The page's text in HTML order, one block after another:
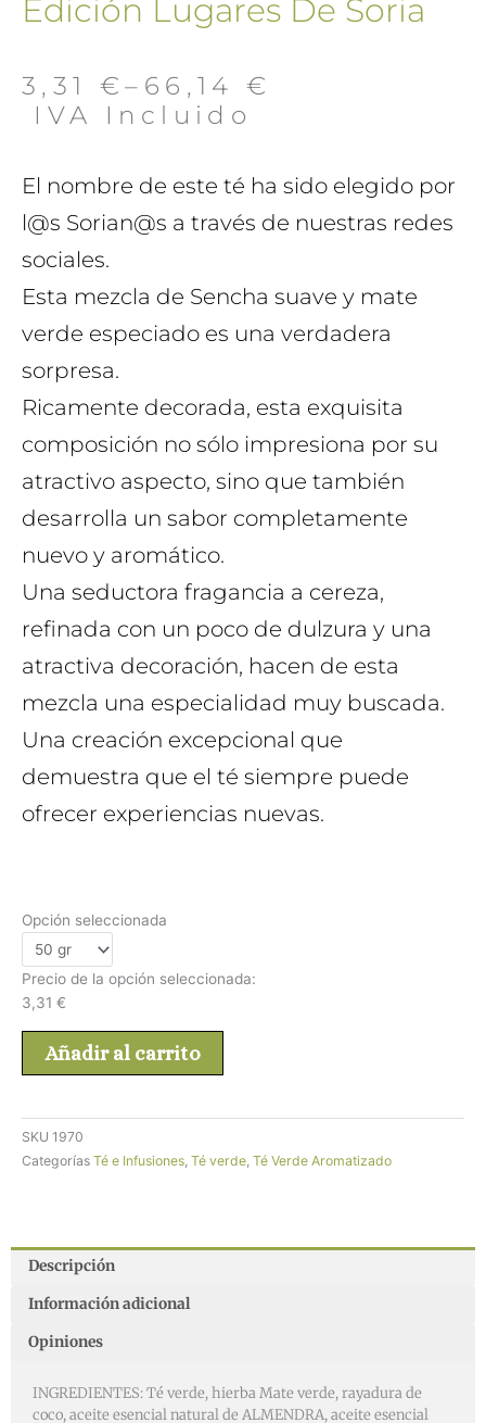
Edición Lugares De Soria
3,31 €– 66,14€
IVA Incluido
El nombre de este té ha sido elegido por
l@s Sorian@s a través de nuestras redes
sociales.
Esta mezcla de Sencha suave y mate
verde especiado es una verdadera
sorpresa.
Ricamente decorada, esta exquisita
composición no sólo impresiona por su
atractivo aspecto, sino que también
desarrolla un sabor completamente
nuevo y aromático.
Una seductora fragancia a cereza,
refinada con un poco de dulzura y una
atractiva decoración, hacen de esta
mezcla una especialidad muy buscada.
Una creación excepcional que
demuestra que el té siempre puede
ofrecer experiencias nuevas.
Opción seleccionada
Precio de la opción seleccionada:
3,31 €
Añadir al carrito
SKU 1970
Categorías Té e Infusiones, Té verde, Té Verde Aromatizado
Descripción
Información adicional
Opiniones
INGREDIENTES: Té verde, hierba Mate verde, rayadura de
coco, aceite esencial natural de ALMENDRA, aceite esencial